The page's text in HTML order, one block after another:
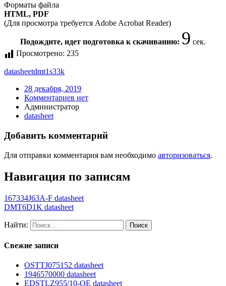
Форматы файла
HTML, PDF
(Для просмотра требуется Adobe Acrobat Reader)
Подождите, идет подготовка к скачиванию: 9 сек.
Просмотрено: 235
datasheetdmt1s33k
28 декабря, 2019
Комментариев нет
Администратор
datasheet
Добавить комментарий
Для отправки комментария вам необходимо авторизоваться.
Навигация по записям
167334J63A-F datasheet
DMT6D1K datasheet
Найти:
Свежие записи
OSTTJ075152 datasheet
1946570000 datasheet
EDSTLZ955/10-OE datasheet